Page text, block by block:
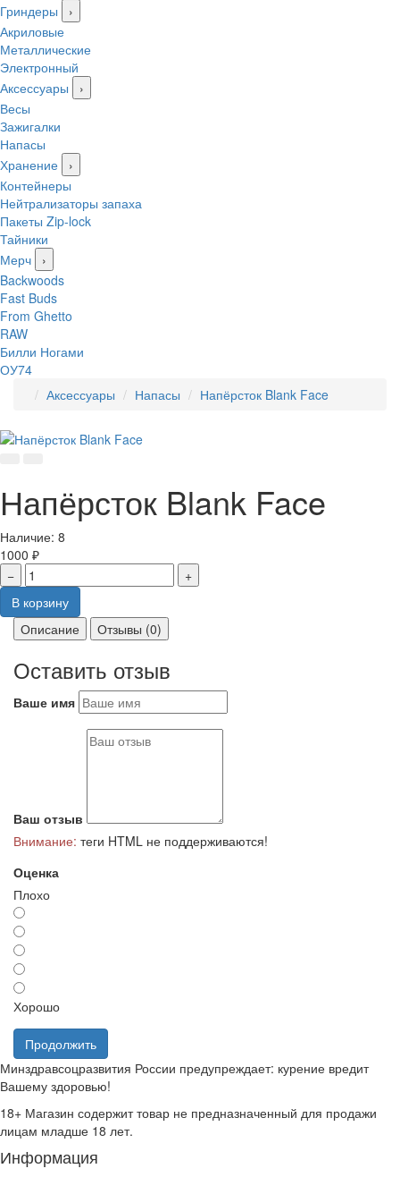
Гриндеры
›
Акриловые
Металлические
Электронный
Аксессуары
›
Весы
Зажигалки
Напасы
Хранение
›
Контейнеры
Нейтрализаторы запаха
Пакеты Zip-lock
Тайники
Мерч
›
Backwoods
Fast Buds
From Ghetto
RAW
Билли Ногами
ОУ74
Аксессуары
Напасы Напёрсток Blank Face
Напёрсток Blank Face
Наличие: 8
1000 ₽
−
+
В корзину
Описание
Отзывы (0)
Оставить отзыв
Ваше имя
Ваш отзыв
Внимание: теги HTML не поддерживаются!
Оценка
Плохо
Хорошо
Продолжить
Минздравсоцразвития России предупреждает: курение вредит
Вашему здоровью!
18+ Магазин содержит товар не предназначенный для продажи
лицам младше 18 лет.
Информация